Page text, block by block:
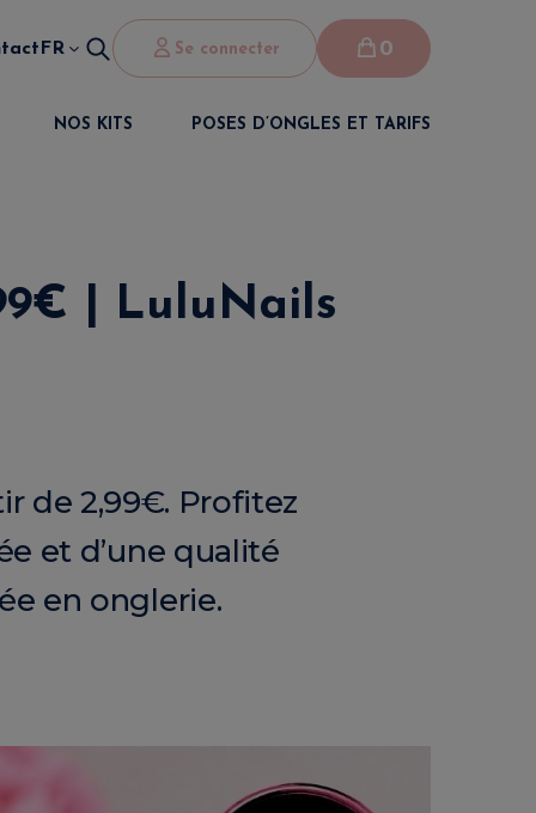
FR Se connecter 0
NOS KITS POSES D’ONGLES ET TARIFS
| LuluNails
de 2,99€. Profitez
et d’une qualité
en onglerie.